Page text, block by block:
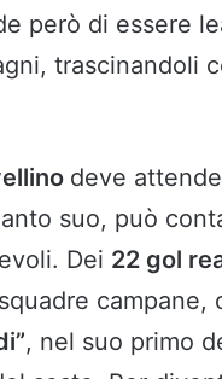
però di essere
trascinandoli
deve
suo, può
Dei 22 gol
campane,
, nel suo primo